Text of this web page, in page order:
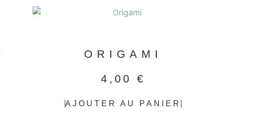
ORIGAMI
4,00€
AJOUTER AU PANIER